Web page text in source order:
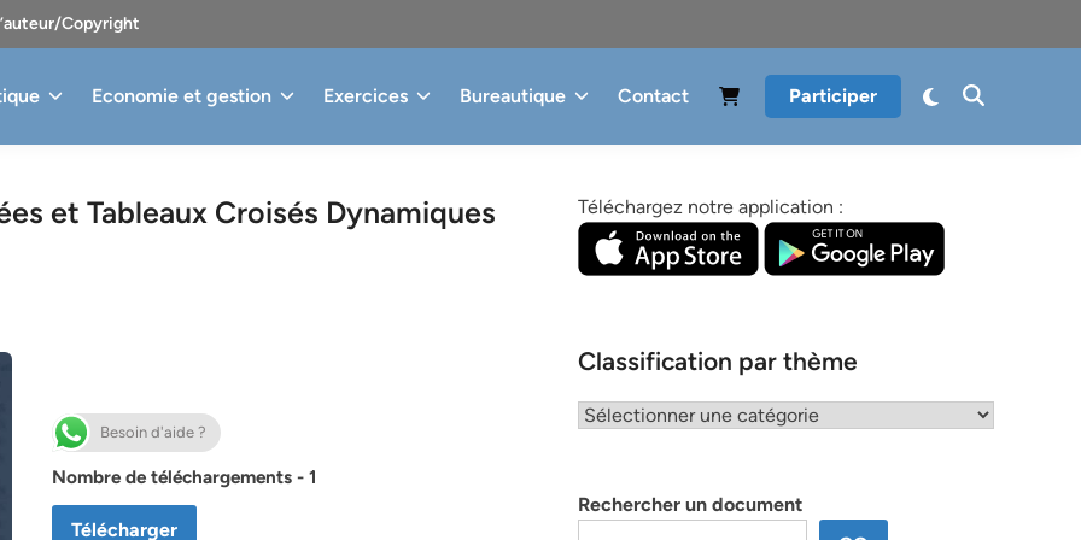
Copyright
Economie et gestion Exercices Bureautique Contact Participer
et Tableaux Croisés Dynamiques
Besoin d'aide ?
Nombre de téléchargements - 1
Télécharger
Téléchargez notre application :
Classification par thème
Classification
Rechercher un document